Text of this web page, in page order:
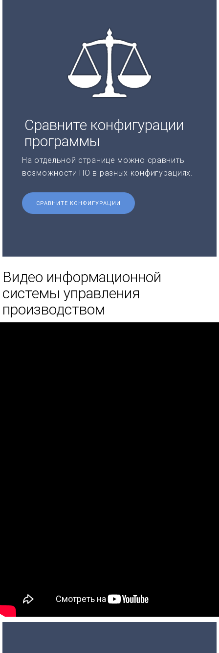
Сравните конфигурации
программы
На отдельной странице можно сравнить
возможности ПО в разных конфигурациях.
СРАВНИТЕ КОНФИГУРАЦИИ
Видео информационной
системы управления
производством